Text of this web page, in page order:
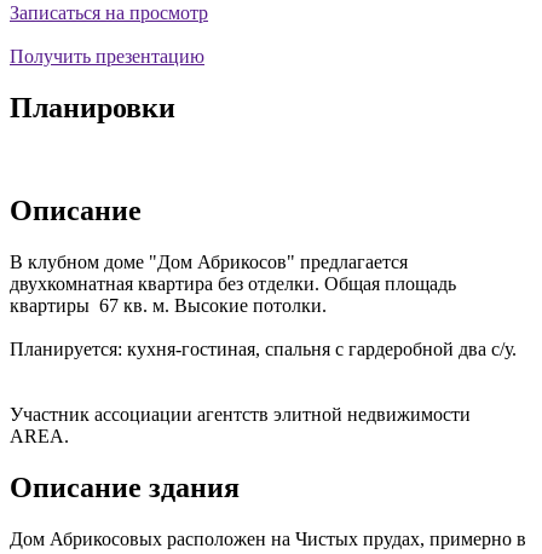
Записаться на просмотр
Получить презентацию
Планировки
Описание
В клубном доме "Дом Абрикосов" предлагается
двухкомнатная квартира без отделки. Общая площадь
квартиры 67 кв. м. Высокие потолки.
Планируется: кухня-гостиная, спальня с гардеробной два с/у.
Участник ассоциации агентств элитной недвижимости
AREA.
Описание здания
Дом Абрикосовых расположен на Чистых прудах, примерно в